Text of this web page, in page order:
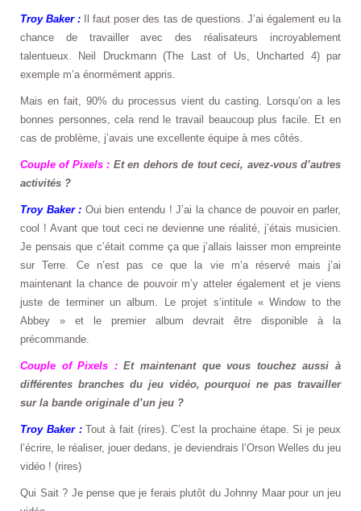
Troy Baker : Il faut poser des tas de questions. J’ai également eu la
chance de travailler avec des réalisateurs incroyablement
talentueux. Neil Druckmann (The Last of Us, Uncharted 4) par
exemple m’a énormément appris.
Mais en fait, 90% du processus vient du casting. Lorsqu’on a les
bonnes personnes, cela rend le travail beaucoup plus facile. Et en
cas de problème, j’avais une excellente équipe à mes côtés.
Couple of Pixels : Et en dehors de tout ceci, avez-vous d’autres
activités ?
Troy Baker : Oui bien entendu ! J’ai la chance de pouvoir en parler,
cool ! Avant que tout ceci ne devienne une réalité, j’étais musicien.
Je pensais que c’était comme ça que j’allais laisser mon empreinte
sur Terre. Ce n’est pas ce que la vie m’a réservé mais j’ai
maintenant la chance de pouvoir m’y atteler également et je viens
juste de terminer un album. Le projet s’intitule « Window to the
Abbey » et le premier album devrait être disponible à la
précommande.
Couple of Pixels :Et maintenant que vous touchez aussi à
différentes branches du jeu vidéo, pourquoi ne pas travailler
sur la bande originale d’un jeu ?
Troy Baker :Tout à fait (rires). C’est la prochaine étape. Si je peux
l’écrire, le réaliser, jouer dedans, je deviendrais l’Orson Welles du jeu
vidéo ! (rires)
Qui Sait ? Je pense que je ferais plutôt du Johnny Maar pour un jeu